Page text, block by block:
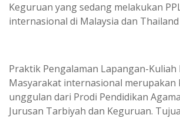
Keguruan yang sedang melakukan
internasional di Malaysia dan
Praktik Pengalaman Lapangan-Kuliah
Masyarakat internasional merupakan
unggulan dari Prodi Pendidikan
Jurusan Tarbiyah dan Keguruan.